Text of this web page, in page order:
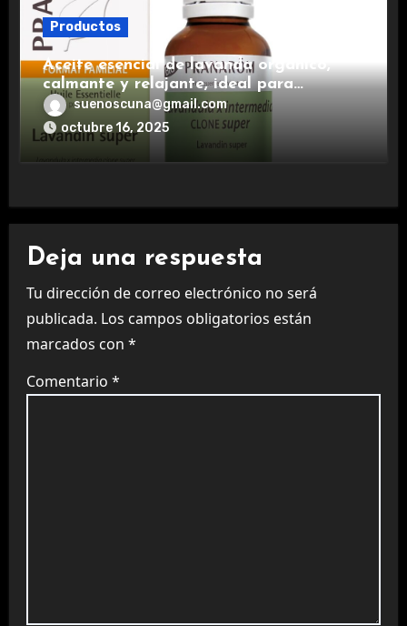
Productos
Aceite esencial de lavanda orgánico,
calmante y relajante, ideal para
aromaterapia.
suenoscuna@gmail.com
octubre 16, 2025
Deja una respuesta
Tu dirección de correo electrónico no será
publicada. Los campos obligatorios están
marcados con *
Comentario *